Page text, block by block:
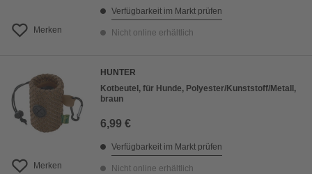
Merken
Verfügbarkeit im Markt prüfen
Nicht online erhältlich
Merken
HUNTER
Kotbeutel, für Hunde, Polyester/Kunststoff/Metall,
braun
6,99 €
Verfügbarkeit im Markt prüfen
Nicht online erhältlich